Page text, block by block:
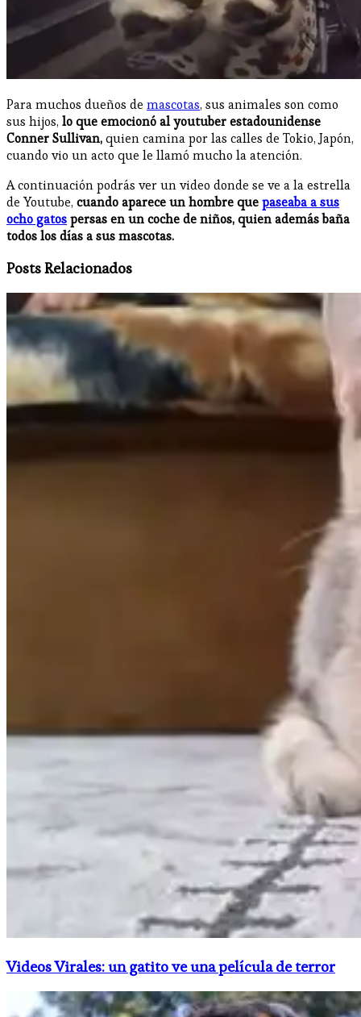
Para muchos dueños de mascotas, sus animales son como
sus hijos, lo que emocionó al youtuber estadounidense
Conner Sullivan,quien camina por las calles de Tokio, Japón,
cuando vio un acto que le llamó mucho la atención.
A continuación podrás ver un video donde se ve a la estrella
de Youtube, cuando aparece un hombre quepaseaba a sus
ocho gatospersas en un coche de niños, quien además baña
todos los días a sus mascotas.
Posts Relacionados
Videos Virales: un gatito ve una película de terror